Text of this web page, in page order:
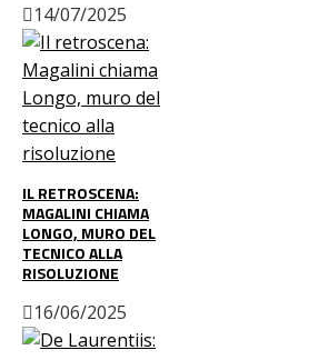
14/07/2025
IL RETROSCENA:
MAGALINI CHIAMA
LONGO, MURO DEL
TECNICO ALLA
RISOLUZIONE
16/06/2025